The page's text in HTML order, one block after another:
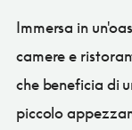
Immersa in
camere e
che beneficia di
piccolo